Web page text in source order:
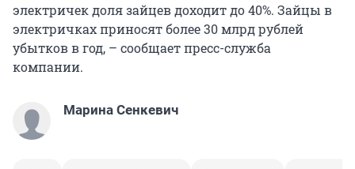
электричек доля зайцев доходит до 40%. Зайцы в
электричках приносят более 30 млрд рублей
убытков в год, – сообщает пресс-служба
компании.
Марина Сенкевич